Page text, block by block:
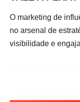
O marketing de
no arsenal de
visibilidade e